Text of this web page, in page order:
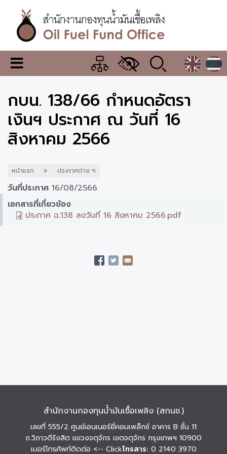
เนื้อหา
หลักสำนักงาน
กองทุน
น้ำมัน
เชื้อ
เพลิง
เมนู
เปลี่ยน
แสดง
ผล
กบน. 138/66 กำหนดอัตรา
เงินฯ ประกาศ ณ วันที่ 16
สิงหาคม 2566
หน้าแรก ประกาศต่าง ๆ
วันที่ประกาศ 16/08/2566
เอกสารที่เกี่ยวข้อง
ประกาศ ฉ.138 ลงวันที่ 16 สิงหาคม 2566.pdf
สำนักงานกองทุนน้ำมันเชื้อเพลิง (สกนช.)
เลขที่ 555/2 ศูนย์เอนเนอร์ยี่คอมเพล็กซ์ อาคาร B ชั้น 11
ถ.วิภาวดีรังสิต แขวงจตุจักร เขตจตุจักร กรุงเทพฯ 10900
เบอร์โทรศัพท์ติดต่อ <-- Clickโทรสาร: 0 2140 3970